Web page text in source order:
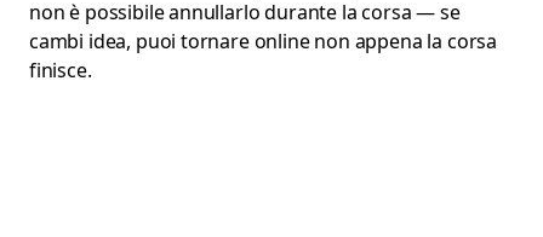
non è possibile annullarlo durante la corsa — se
cambi idea, puoi tornare online non appena la corsa
finisce.